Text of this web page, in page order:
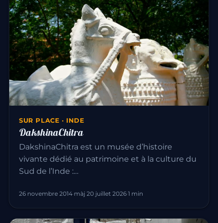
SUR PLACE · INDE
DakshinaChitra
DakshinaChitra est un musée d’histoire
vivante dédié au patrimoine et à la culture du
Sud de l’Inde :…
26 novembre 2014·màj 20 juillet 2026·1 min